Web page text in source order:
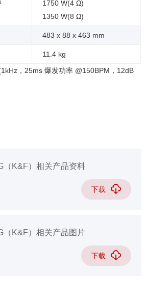
1750 W(4 Ω)
1350 W(8 Ω)
483 x 88 x 463 mm
11.4 kg
，25ms 爆发功率 @150BPM，12dB
（K&F）相关产品资料
下载
（K&F）相关产品图片
下载